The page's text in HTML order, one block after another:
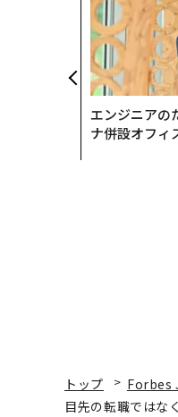
エンジニアの
ナ併設オフィ
トップ Forbes
目先の転職では